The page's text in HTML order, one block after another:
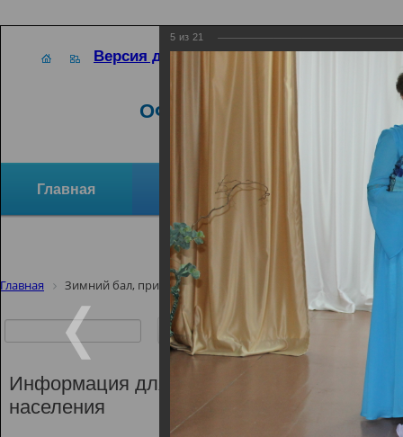
Версия для слабовидящих
ОФИЦИАЛЬНЫЙ САЙТ
Главная Новости Отзывы и
Структура организации Активное долголетие
Главная Зимний бал, приуроченный ко дню памяти А.С.Пушкина
Зимний
памяти
Зимний бал,
Информация для
населения
5 из 21